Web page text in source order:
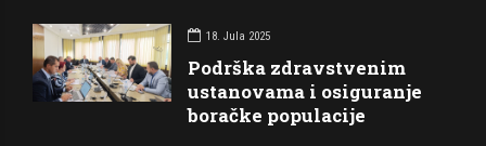
18. Jula 2025
Podrška zdravstvenim
ustanovama i osiguranje
boračke populacije